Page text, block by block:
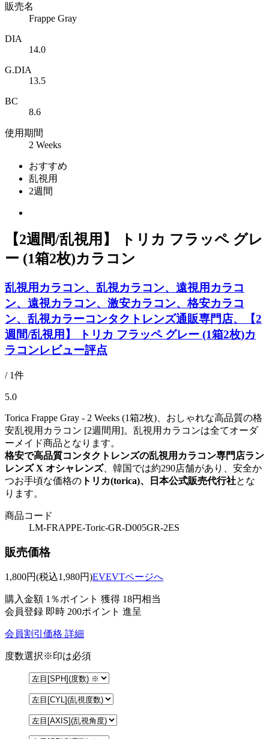
販売名
Frappe Gray
DIA
14.0
G.DIA
13.5
BC
8.6
使用期間
2 Weeks
おすすめ
乱視用
2週間
【2週間/乱視用】 トリカ フラッペ グレ
ー (1箱2枚)カラコン
乱視用カラコン、乱視カラコン、遠視用カラコ
ン、遠視カラコン、激安カラコン、格安カラコ
ン、乱視カラーコンタクトレンズ通販専門店、【2
週間/乱視用】 トリカ フラッペ グレー (1箱2枚)カ
ラコンレビュー評点
/ 1件
5.0
Torica Frappe Gray - 2 Weeks (1箱2枚)、おしゃれな高品質の格
安乱視用カラコン [2週間用]。乱視用カラコンは全てオーダ
ーメイド商品となります。
格安で高品質コンタクトレンズの乱視用カラコン専門店ラン
レンズ X オシャレンズ、韓国では約290店舗があり、安全か
つお手頃な価格の トリカ(torica)、日本公式販売代行社とな
ります。
商品コード
LM-FRAPPE-Toric-GR-D005GR-2ES
販売価格
1,800円(税込1,980円)EVEVTページへ
購入金額 1％ポイント 獲得 18円相当
会員登録 即時 200ポイント 進呈
会員割引価格 詳細
度数選択※印は必須